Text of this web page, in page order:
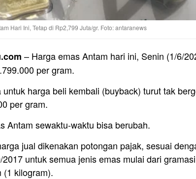
Hari Ini, Tetap di Rp2,799 Juta/gr. Foto: antaranews
– Harga emas Antam hari ini, Senin (1/6/
per gram.
untuk harga beli kembali (buyback) turut tak
per gram.
Antam sewaktu-waktu bisa berubah.
jual dikenakan potongan pajak, sesuai
untuk semua jenis emas mulai dari
(1 kilogram).